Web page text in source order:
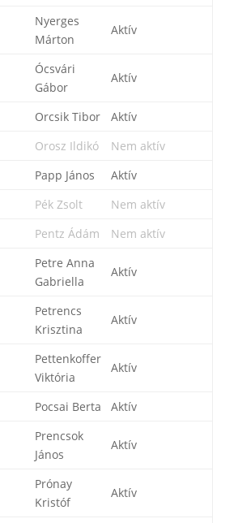
Nyerges
Márton
Aktív
Ócsvári
Gábor
Aktív
Orcsik Tibor
Aktív
Orosz Ildikó
Nem aktív
Papp János
Aktív
Pék Zsolt
Nem aktív
Pentz Ádám Nem aktív
Petre Anna
Gabriella
Aktív
Petrencs
Krisztina
Aktív
Pettenkoffer
Viktória
Aktív
Pocsai Berta Aktív
Prencsok
János
Aktív
Prónay
Kristóf
Aktív